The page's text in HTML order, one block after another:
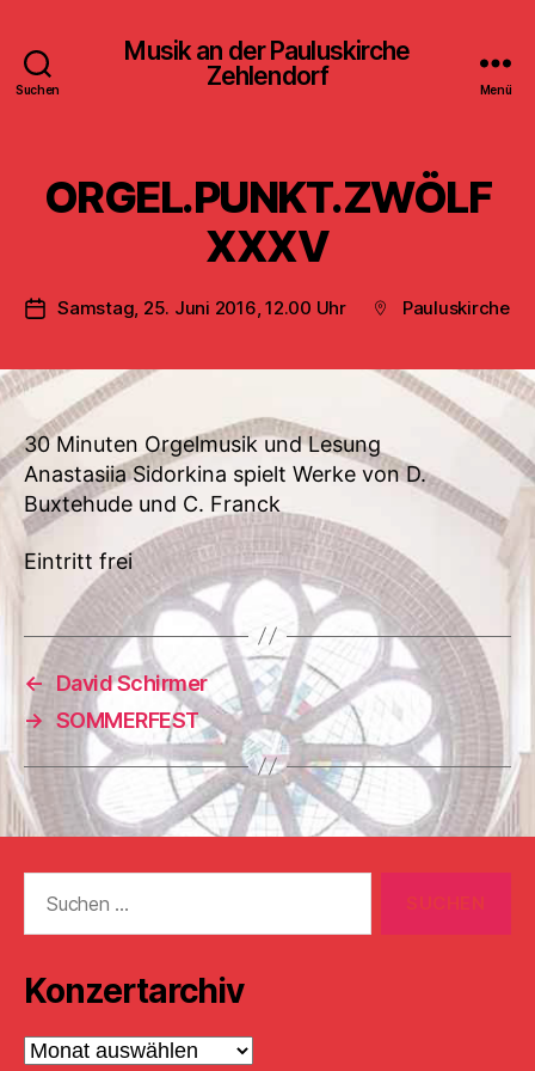
Suchen
Musik an der Pauluskirche
Zehlendorf
Menü
ORGEL.PUNKT.ZWÖLF
XXXV
Veröffentlichungsdatum
Samstag, 25. Juni 2016, 12.00 Uhr Beitragsort
Pauluskirche
30 Minuten Orgelmusik und Lesung
Anastasiia Sidorkina spielt Werke von D.
Buxtehude und C. Franck
Eintritt frei
← David Schirmer
→ SOMMERFEST
nach:
Konzertarchiv
Konzertarchiv